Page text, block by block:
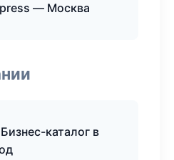
— Москва
каталог в